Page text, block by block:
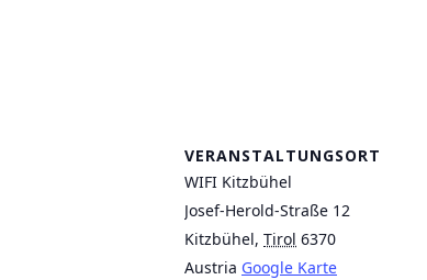
VERANSTALTUNGSORT
WIFI Kitzbühel
Josef-Herold-Straße 12
Kitzbühel, Tirol 6370
Austria Google Karte